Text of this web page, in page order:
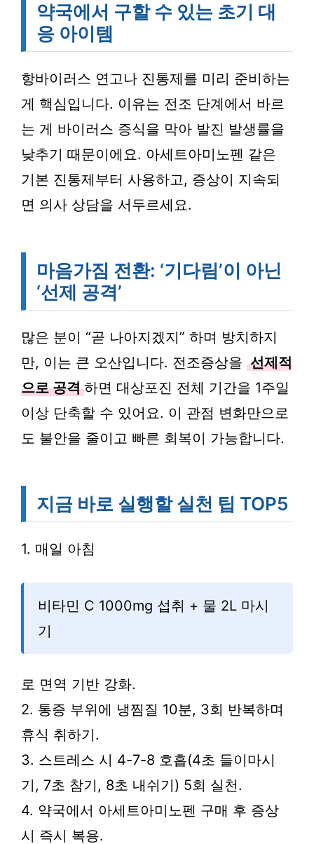
약국에서 구할 수 있는 초기 대
응 아이템
항바이러스 연고나 진통제를 미리 준비하는
게 핵심입니다. 이유는 전조 단계에서 바르
는 게 바이러스 증식을 막아 발진 발생률을
낮추기 때문이에요. 아세트아미노펜 같은
기본 진통제부터 사용하고, 증상이 지속되
면 의사 상담을 서두르세요.
마음가짐 전환: ‘기다림’이 아닌
‘선제 공격’
많은 분이 “곧 나아지겠지” 하며 방치하지
만, 이는 큰 오산입니다. 전조증상을 선제적
으로 공격 하면 대상포진 전체 기간을 1주일
이상 단축할 수 있어요. 이 관점 변화만으로
도 불안을 줄이고 빠른 회복이 가능합니다.
지금 바로 실행할 실천 팁 TOP5
1. 매일 아침
비타민 C 1000mg 섭취 + 물 2L 마시
기
로 면역 기반 강화.
2. 통증 부위에 냉찜질 10분, 3회 반복하며
휴식 취하기.
3. 스트레스 시 4-7-8 호흡(4초 들이마시
기, 7초 참기, 8초 내쉬기) 5회 실천.
4. 약국에서 아세트아미노펜 구매 후 증상
시 즉시 복용.